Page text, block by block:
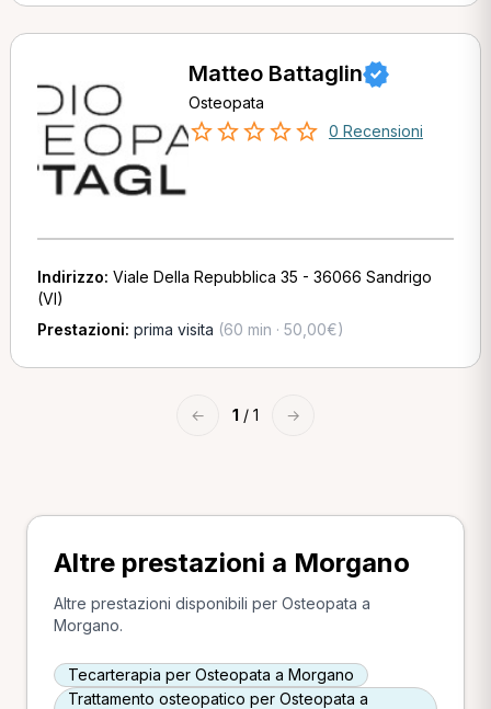
Matteo Battaglin
Osteopata
0 Recensioni
Indirizzo: Viale Della Repubblica 35 - 36066 Sandrigo
(VI)
Prestazioni: prima visita (60 min · 50,00€)
← 1 / 1 →
Altre prestazioni a Morgano
Altre prestazioni disponibili per Osteopata a
Morgano.
Tecarterapia per Osteopata a Morgano
Trattamento osteopatico per Osteopata a